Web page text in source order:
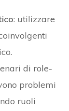
: utilizzare
di role-
problemi
ruoli